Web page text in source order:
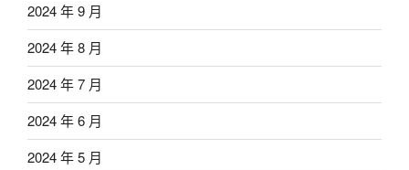
2024 年 9 月
2024 年 8 月
2024 年 7 月
2024 年 6 月
2024 年 5 月